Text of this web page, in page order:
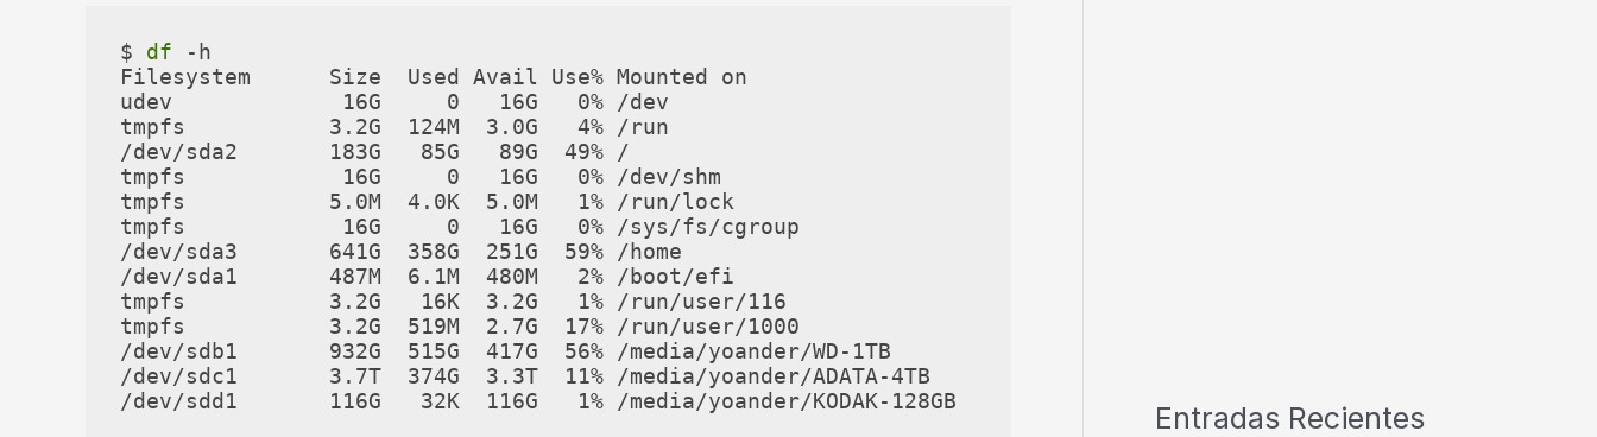
$ df -h
Filesystem      Size  Used Avail Use% Mounted on
udev             16G     0   16G   0% /dev
tmpfs           3.2G  124M  3.0G   4% /run
/dev/sda2       183G   85G   89G  49% /
tmpfs            16G     0   16G   0% /dev/shm
tmpfs           5.0M  4.0K  5.0M   1% /run/lock
tmpfs            16G     0   16G   0% /sys/fs/cgroup
/dev/sda3       641G  358G  251G  59% /home
/dev/sda1       487M  6.1M  480M   2% /boot/efi
tmpfs           3.2G   16K  3.2G   1% /run/user/116
tmpfs           3.2G  519M  2.7G  17% /run/user/1000
/dev/sdb1       932G  515G  417G  56% /media/yoander/WD-1TB
/dev/sdc1       3.7T  374G  3.3T  11% /media/yoander/ADATA-4TB
/dev/sdd1       116G   32K  116G   1% /media/yoander/KODAK-128GB
Entradas Recientes